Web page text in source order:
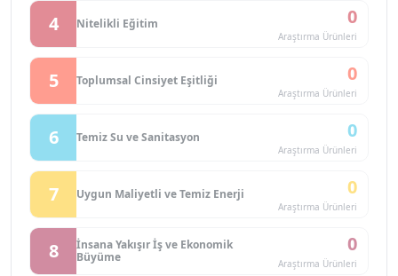
4 Nitelikli Eğitim 0
Araştırma Ürünleri
5 Toplumsal Cinsiyet Eşitliği 0
Araştırma Ürünleri
6 Temiz Su ve Sanitasyon 0
Araştırma Ürünleri
7 Uygun Maliyetli ve Temiz Enerji 0
Araştırma Ürünleri
8
İnsana Yakışır İş ve Ekonomik
Büyüme
0
Araştırma Ürünleri